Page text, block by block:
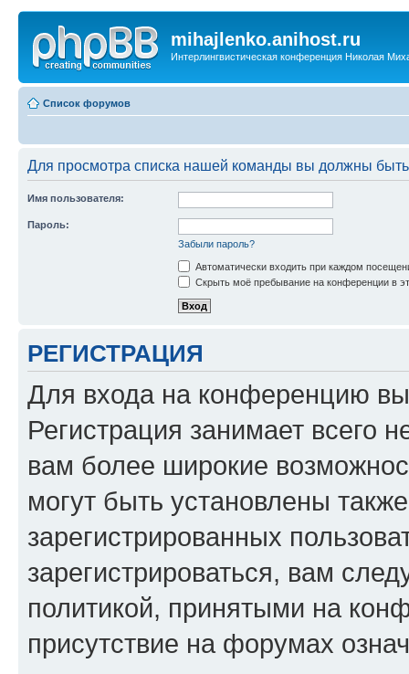
mihajlenko.anihost.ru
Интерлингвистическая конференция Николая
Список форумов
Для просмотра списка нашей команды вы должны
Имя пользователя:
Пароль:
Забыли пароль?
Автоматически входить при каждом
Скрыть моё пребывание на конференции в
РЕГИСТРАЦИЯ
Для входа на конференцию
Регистрация занимает всего
вам более широкие
могут быть установлены
зарегистрированных
зарегистрироваться, вам
политикой, принятыми на
присутствие на форумах